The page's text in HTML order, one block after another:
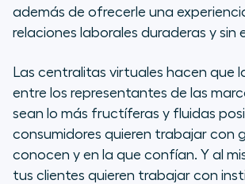
Por qué usar una
para servicios financieros
Las ventajas de una
virtual para servicios
Mejorar el rendimiento de
llamadas para los
financieros
además de ofrecerle una
relaciones laborales duraderas y sin
Las centralitas virtuales hacen que
entre los representantes de las
sean lo más fructíferas y fluidas
consumidores quieren trabajar con
conocen y en la que confían. Y al
tus clientes quieren trabajar con